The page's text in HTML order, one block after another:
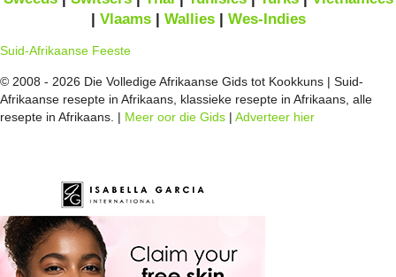
| Vlaams| Wallies| Wes-Indies
Suid-Afrikaanse Feeste
© 2008 - 2026 Die Volledige Afrikaanse Gids tot Kookkuns | Suid-
Afrikaanse resepte in Afrikaans, klassieke resepte in Afrikaans, alle
resepte in Afrikaans. | Meer oor die Gids | Adverteer hier